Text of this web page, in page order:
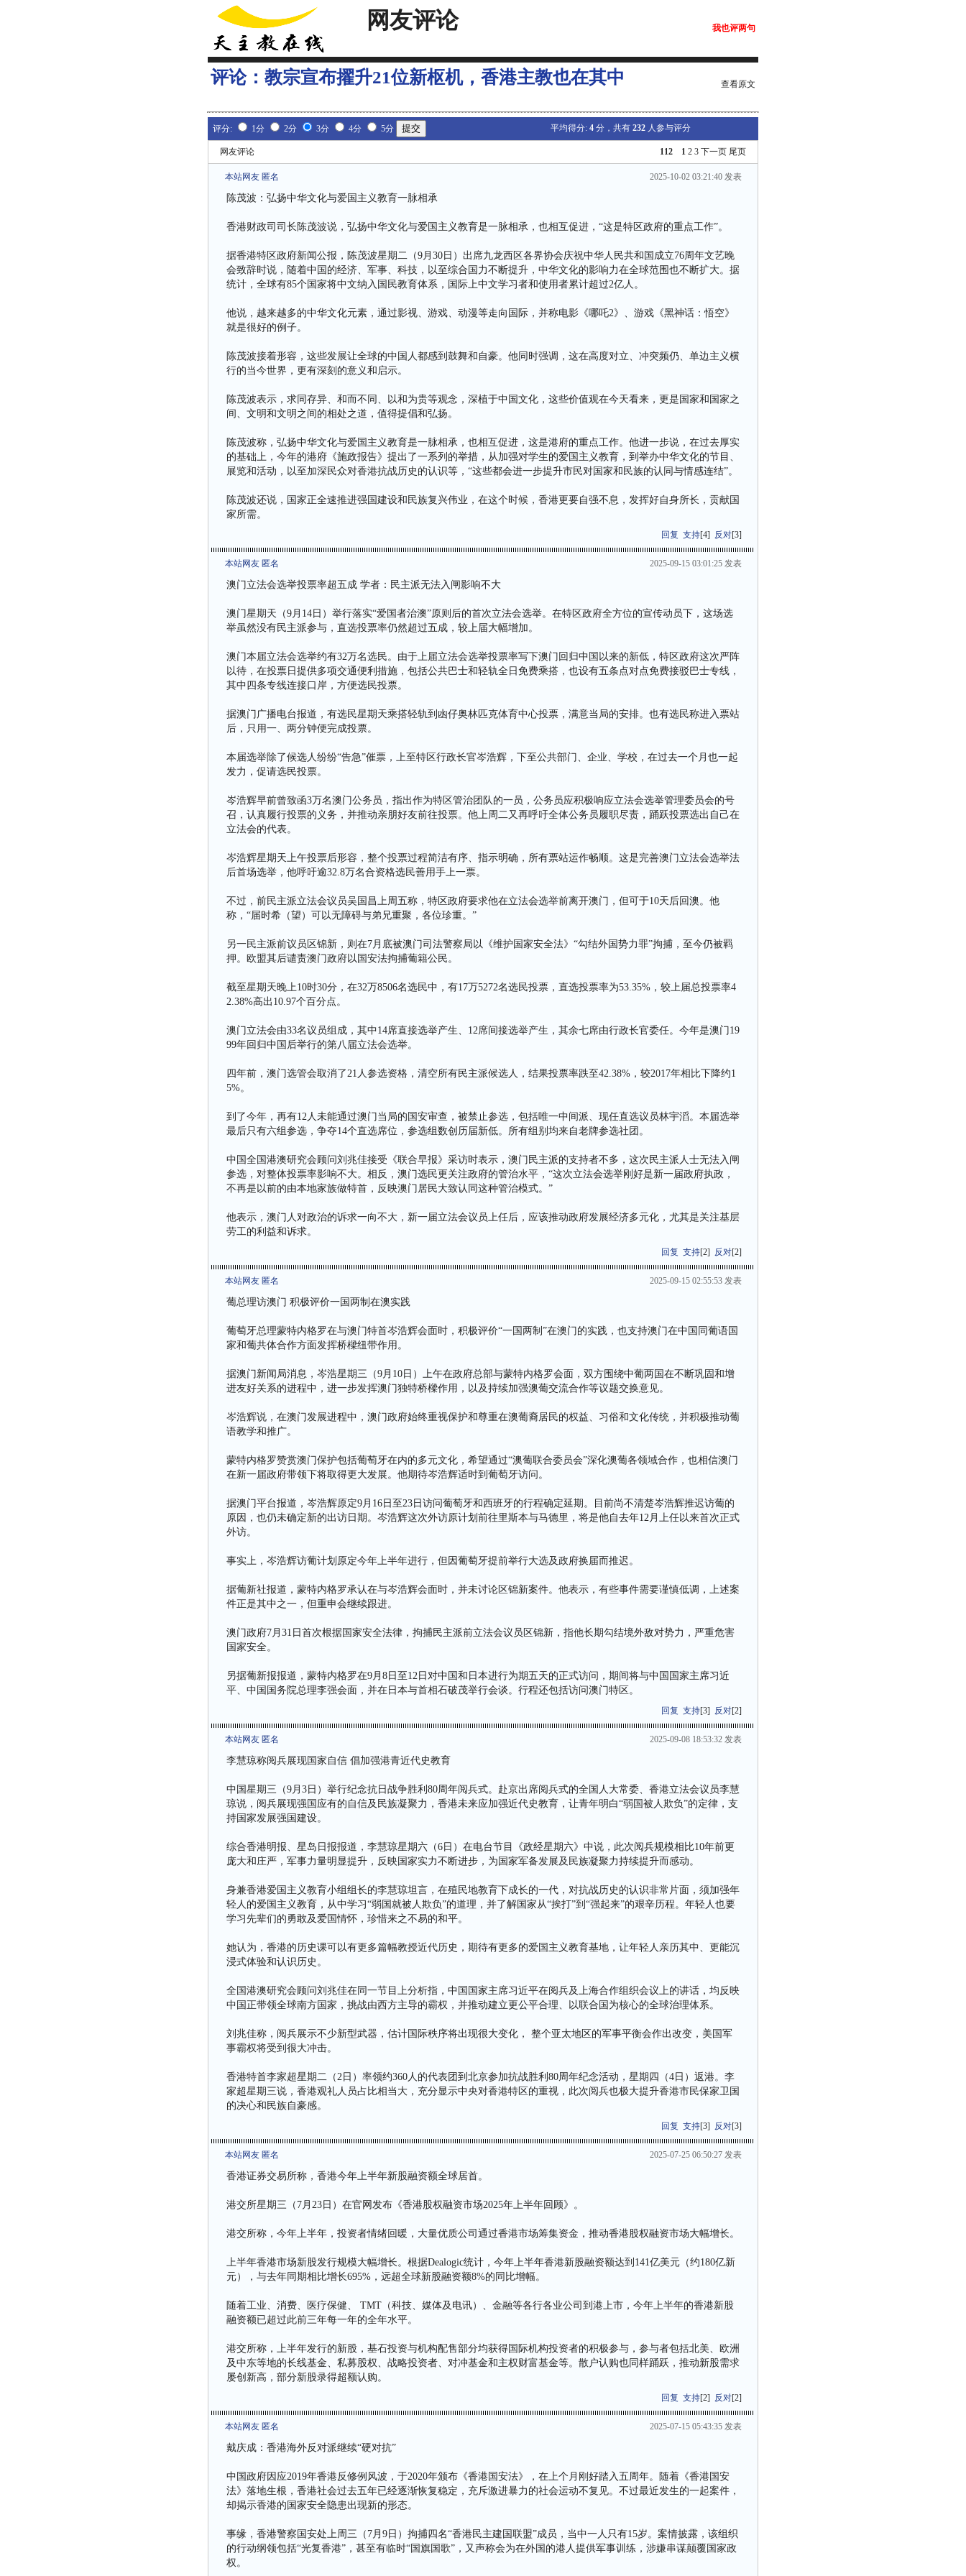
网友评论 我也评两句
评论： 教宗宣布擢升21位新枢机，香港主教也在其中 查看原文
评分: 1分 2分 3分 4分 5分 平均得分: 4 分，共有 232 人参与评分
网友评论 112 1 2 3 下一页 尾页
本站网友 匿名 2025-10-02 03:21:40 发表
陈茂波：弘扬中华文化与爱国主义教育一脉相承
香港财政司司长陈茂波说，弘扬中华文化与爱国主义教育是一脉相承，也相互促进，“这是特区政府的重点工作”。
据香港特区政府新闻公报，陈茂波星期二（9月30日）出席九龙西区各界协会庆祝中华人民共和国成立76周年文艺晚
会致辞时说，随着中国的经济、军事、科技，以至综合国力不断提升，中华文化的影响力在全球范围也不断扩大。据
统计，全球有85个国家将中文纳入国民教育体系，国际上中文学习者和使用者累计超过2亿人。
他说，越来越多的中华文化元素，通过影视、游戏、动漫等走向国际，并称电影《哪吒2》、游戏《黑神话：悟空》
就是很好的例子。
陈茂波接着形容，这些发展让全球的中国人都感到鼓舞和自豪。他同时强调，这在高度对立、冲突频仍、单边主义横
行的当今世界，更有深刻的意义和启示。
陈茂波表示，求同存异、和而不同、以和为贵等观念，深植于中国文化，这些价值观在今天看来，更是国家和国家之
间、文明和文明之间的相处之道，值得提倡和弘扬。
陈茂波称，弘扬中华文化与爱国主义教育是一脉相承，也相互促进，这是港府的重点工作。他进一步说，在过去厚实
的基础上，今年的港府《施政报告》提出了一系列的举措，从加强对学生的爱国主义教育，到举办中华文化的节目、
展览和活动，以至加深民众对香港抗战历史的认识等，“这些都会进一步提升市民对国家和民族的认同与情感连结”。
陈茂波还说，国家正全速推进强国建设和民族复兴伟业，在这个时候，香港更要自强不息，发挥好自身所长，贡献国
家所需。
回复 支持[4] 反对[3]
本站网友 匿名 2025-09-15 03:01:25 发表
澳门立法会选举投票率超五成 学者：民主派无法入闸影响不大
澳门星期天（9月14日）举行落实“爱国者治澳”原则后的首次立法会选举。在特区政府全方位的宣传动员下，这场选
举虽然没有民主派参与，直选投票率仍然超过五成，较上届大幅增加。
澳门本届立法会选举约有32万名选民。由于上届立法会选举投票率写下澳门回归中国以来的新低，特区政府这次严阵
以待，在投票日提供多项交通便利措施，包括公共巴士和轻轨全日免费乘搭，也设有五条点对点免费接驳巴士专线，
其中四条专线连接口岸，方便选民投票。
据澳门广播电台报道，有选民星期天乘搭轻轨到凼仔奥林匹克体育中心投票，满意当局的安排。也有选民称进入票站
后，只用一、两分钟便完成投票。
本届选举除了候选人纷纷“告急”催票，上至特区行政长官岑浩辉，下至公共部门、企业、学校，在过去一个月也一起
发力，促请选民投票。
岑浩辉早前曾致函3万名澳门公务员，指出作为特区管治团队的一员，公务员应积极响应立法会选举管理委员会的号
召，认真履行投票的义务，并推动亲朋好友前往投票。他上周二又再呼吁全体公务员履职尽责，踊跃投票选出自己在
立法会的代表。
岑浩辉星期天上午投票后形容，整个投票过程简洁有序、指示明确，所有票站运作畅顺。这是完善澳门立法会选举法
后首场选举，他呼吁逾32.8万名合资格选民善用手上一票。
不过，前民主派立法会议员吴国昌上周五称，特区政府要求他在立法会选举前离开澳门，但可于10天后回澳。他
称，“届时希（望）可以无障碍与弟兄重聚，各位珍重。”
另一民主派前议员区锦新，则在7月底被澳门司法警察局以《维护国家安全法》“勾结外国势力罪”拘捕，至今仍被羁
押。欧盟其后谴责澳门政府以国安法拘捕葡籍公民。
截至星期天晚上10时30分，在32万8506名选民中，有17万5272名选民投票，直选投票率为53.35%，较上届总投票率4
2.38%高出10.97个百分点。
澳门立法会由33名议员组成，其中14席直接选举产生、12席间接选举产生，其余七席由行政长官委任。今年是澳门19
99年回归中国后举行的第八届立法会选举。
四年前，澳门选管会取消了21人参选资格，清空所有民主派候选人，结果投票率跌至42.38%，较2017年相比下降约1
5%。
到了今年，再有12人未能通过澳门当局的国安审查，被禁止参选，包括唯一中间派、现任直选议员林宇滔。本届选举
最后只有六组参选，争夺14个直选席位，参选组数创历届新低。所有组别均来自老牌参选社团。
中国全国港澳研究会顾问刘兆佳接受《联合早报》采访时表示，澳门民主派的支持者不多，这次民主派人士无法入闸
参选，对整体投票率影响不大。相反，澳门选民更关注政府的管治水平，“这次立法会选举刚好是新一届政府执政，
不再是以前的由本地家族做特首，反映澳门居民大致认同这种管治模式。”
他表示，澳门人对政治的诉求一向不大，新一届立法会议员上任后，应该推动政府发展经济多元化，尤其是关注基层
劳工的利益和诉求。
回复 支持[2] 反对[2]
本站网友 匿名 2025-09-15 02:55:53 发表
葡总理访澳门 积极评价一国两制在澳实践
葡萄牙总理蒙特内格罗在与澳门特首岑浩辉会面时，积极评价“一国两制”在澳门的实践，也支持澳门在中国同葡语国
家和葡共体合作方面发挥桥樑纽带作用。
据澳门新闻局消息，岑浩星期三（9月10日）上午在政府总部与蒙特内格罗会面，双方围绕中葡两国在不断巩固和增
进友好关系的进程中，进一步发挥澳门独特桥樑作用，以及持续加强澳葡交流合作等议题交换意见。
岑浩辉说，在澳门发展进程中，澳门政府始终重视保护和尊重在澳葡裔居民的权益、习俗和文化传统，并积极推动葡
语教学和推广。
蒙特内格罗赞赏澳门保护包括葡萄牙在内的多元文化，希望通过“澳葡联合委员会”深化澳葡各领域合作，也相信澳门
在新一届政府带领下将取得更大发展。他期待岑浩辉适时到葡萄牙访问。
据澳门平台报道，岑浩辉原定9月16日至23日访问葡萄牙和西班牙的行程确定延期。目前尚不清楚岑浩辉推迟访葡的
原因，也仍未确定新的出访日期。岑浩辉这次外访原计划前往里斯本与马德里，将是他自去年12月上任以来首次正式
外访。
事实上，岑浩辉访葡计划原定今年上半年进行，但因葡萄牙提前举行大选及政府换届而推迟。
据葡新社报道，蒙特内格罗承认在与岑浩辉会面时，并未讨论区锦新案件。他表示，有些事件需要谨慎低调，上述案
件正是其中之一，但重申会继续跟进。
澳门政府7月31日首次根据国家安全法律，拘捕民主派前立法会议员区锦新，指他长期勾结境外敌对势力，严重危害
国家安全。
另据葡新报报道，蒙特内格罗在9月8日至12日对中国和日本进行为期五天的正式访问，期间将与中国国家主席习近
平、中国国务院总理李强会面，并在日本与首相石破茂举行会谈。行程还包括访问澳门特区。
回复 支持[3] 反对[2]
本站网友 匿名 2025-09-08 18:53:32 发表
李慧琼称阅兵展现国家自信 倡加强港青近代史教育
中国星期三（9月3日）举行纪念抗日战争胜利80周年阅兵式。赴京出席阅兵式的全国人大常委、香港立法会议员李慧
琼说，阅兵展现强国应有的自信及民族凝聚力，香港未来应加强近代史教育，让青年明白“弱国被人欺负”的定律，支
持国家发展强国建设。
综合香港明报、星岛日报报道，李慧琼星期六（6日）在电台节目《政经星期六》中说，此次阅兵规模相比10年前更
庞大和庄严，军事力量明显提升，反映国家实力不断进步，为国家军备发展及民族凝聚力持续提升而感动。
身兼香港爱国主义教育小组组长的李慧琼坦言，在殖民地教育下成长的一代，对抗战历史的认识非常片面，须加强年
轻人的爱国主义教育，从中学习“弱国就被人欺负”的道理，并了解国家从“挨打”到“强起来”的艰辛历程。年轻人也要
学习先辈们的勇敢及爱国情怀，珍惜来之不易的和平。
她认为，香港的历史课可以有更多篇幅教授近代历史，期待有更多的爱国主义教育基地，让年轻人亲历其中、更能沉
浸式体验和认识历史。
全国港澳研究会顾问刘兆佳在同一节目上分析指，中国国家主席习近平在阅兵及上海合作组织会议上的讲话，均反映
中国正带领全球南方国家，挑战由西方主导的霸权，并推动建立更公平合理、以联合国为核心的全球治理体系。
刘兆佳称，阅兵展示不少新型武器，估计国际秩序将出现很大变化， 整个亚太地区的军事平衡会作出改变，美国军
事霸权将受到很大冲击。
香港特首李家超星期二（2日）率领约360人的代表团到北京参加抗战胜利80周年纪念活动，星期四（4日）返港。李
家超星期三说，香港观礼人员占比相当大，充分显示中央对香港特区的重视，此次阅兵也极大提升香港市民保家卫国
的决心和民族自豪感。
回复 支持[3] 反对[3]
本站网友 匿名 2025-07-25 06:50:27 发表
香港证券交易所称，香港今年上半年新股融资额全球居首。
港交所星期三（7月23日）在官网发布《香港股权融资市场2025年上半年回顾》。
港交所称，今年上半年，投资者情绪回暖，大量优质公司通过香港市场筹集资金，推动香港股权融资市场大幅增长。
上半年香港市场新股发行规模大幅增长。根据Dealogic统计，今年上半年香港新股融资额达到141亿美元（约180亿新
元），与去年同期相比增长695%，远超全球新股融资额8%的同比增幅。
随着工业、消费、医疗保健、 TMT（科技、媒体及电讯）、金融等各行各业公司到港上市，今年上半年的香港新股
融资额已超过此前三年每一年的全年水平。
港交所称，上半年发行的新股，基石投资与机构配售部分均获得国际机构投资者的积极参与，参与者包括北美、欧洲
及中东等地的长线基金、私募股权、战略投资者、对冲基金和主权财富基金等。散户认购也同样踊跃，推动新股需求
屡创新高，部分新股录得超额认购。
回复 支持[2] 反对[2]
本站网友 匿名 2025-07-15 05:43:35 发表
戴庆成：香港海外反对派继续“硬对抗”
中国政府因应2019年香港反修例风波，于2020年颁布《香港国安法》，在上个月刚好踏入五周年。随着《香港国安
法》落地生根，香港社会过去五年已经逐渐恢复稳定，充斥激进暴力的社会运动不复见。不过最近发生的一起案件，
却揭示香港的国家安全隐患出现新的形态。
事缘，香港警察国安处上周三（7月9日）拘捕四名“香港民主建国联盟”成员，当中一人只有15岁。案情披露，该组织
的行动纲领包括“光复香港”，甚至有临时“国旗国歌”，又声称会为在外国的港人提供军事训练，涉嫌串谋颠覆国家政
权。